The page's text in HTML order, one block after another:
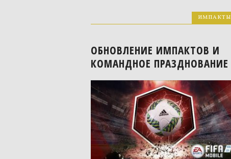
ИМПАКТЫ
ОБНОВЛЕНИЕ ИМПАКТОВ И
КОМАНДНОЕ ПРАЗДНОВАНИЕ